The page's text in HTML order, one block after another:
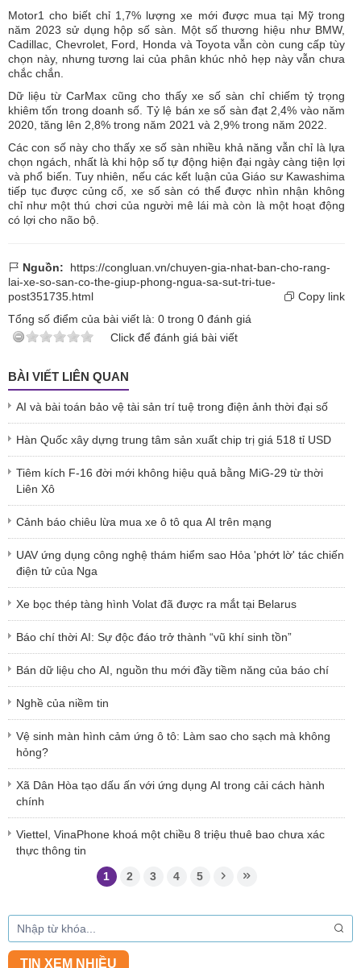
Motor1 cho biết chỉ 1,7% lượng xe mới được mua tại Mỹ trong
năm 2023 sử dụng hộp số sàn. Một số thương hiệu như BMW,
Cadillac, Chevrolet, Ford, Honda và Toyota vẫn còn cung cấp tùy
chọn này, nhưng tương lai của phân khúc nhỏ hẹp này vẫn chưa
chắc chắn.
Dữ liệu từ CarMax cũng cho thấy xe số sàn chỉ chiếm tỷ trọng
khiêm tốn trong doanh số. Tỷ lệ bán xe số sàn đạt 2,4% vào năm
2020, tăng lên 2,8% trong năm 2021 và 2,9% trong năm 2022.
Các con số này cho thấy xe số sàn nhiều khả năng vẫn chỉ là lựa
chọn ngách, nhất là khi hộp số tự động hiện đại ngày càng tiện lợi
và phổ biến. Tuy nhiên, nếu các kết luận của Giáo sư Kawashima
tiếp tục được củng cố, xe số sàn có thể được nhìn nhận không
chỉ như một thú chơi của người mê lái mà còn là một hoạt động
có lợi cho não bộ.
Nguồn:
https://congluan.vn/chuyen-gia-nhat-ban-cho-rang-
lai-xe-so-san-co-the-giup-phong-ngua-sa-sut-tri-tue-
post351735.html
Copy link
Tổng số điểm của bài viết là: 0 trong 0 đánh giá
Click để đánh giá bài viết
BÀI VIẾT LIÊN QUAN
AI và bài toán bảo vệ tài sản trí tuệ trong điện ảnh thời đại số
Hàn Quốc xây dựng trung tâm sản xuất chip trị giá 518 tỉ USD
Tiêm kích F-16 đời mới không hiệu quả bằng MiG-29 từ thời
Liên Xô
Cảnh báo chiêu lừa mua xe ô tô qua AI trên mạng
UAV ứng dụng công nghệ thám hiểm sao Hỏa 'phớt lờ' tác chiến
điện tử của Nga
Xe bọc thép tàng hình Volat đã được ra mắt tại Belarus
Báo chí thời AI: Sự độc đáo trở thành “vũ khí sinh tồn”
Bán dữ liệu cho AI, nguồn thu mới đầy tiềm năng của báo chí
Nghề của niềm tin
Vệ sinh màn hình cảm ứng ô tô: Làm sao cho sạch mà không
hỏng?
Xã Dân Hòa tạo dấu ấn với ứng dụng AI trong cải cách hành
chính
Viettel, VinaPhone khoá một chiều 8 triệu thuê bao chưa xác
thực thông tin
1 2 3 4 5
TIN XEM NHIỀU